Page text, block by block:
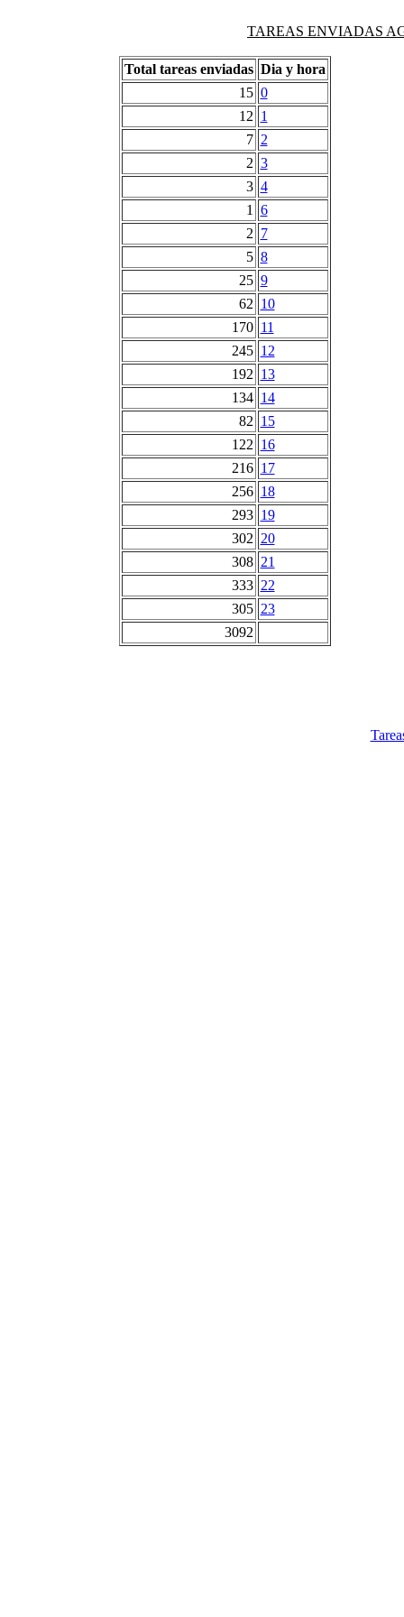
TAREAS ENVIADAS
Total tareas enviadas Dia y hora
15 0
12 1
7 2
2 3
3 4
1
6
2 7
5 8
25 9
62 10
170 11
245 12
192 13
134 14
82 15
122 16
216 17
256 18
293 19
302 20
308 21
333 22
305 23
3092